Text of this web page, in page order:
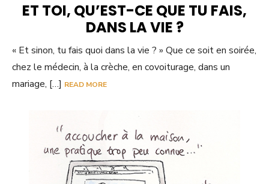
ET TOI, QU’EST-CE QUE TU FAIS,
DANS LA VIE ?
« Et sinon, tu fais quoi dans la vie ? » Que ce soit en soirée,
chez le médecin, à la crèche, en covoiturage, dans un
mariage, […] READ MORE